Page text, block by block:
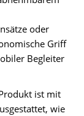
oder
Griff
Begleiter
ist mit
wie